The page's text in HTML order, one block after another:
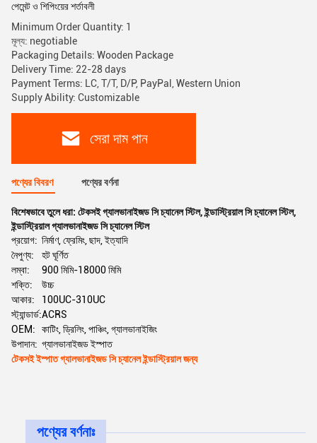
পেমেন্ট ও শিপিংয়ের শর্তাবলী
Minimum Order Quantity: 1
মূল্য: negotiable
Packaging Details: Wooden Package
Delivery Time: 22-28 days
Payment Terms: LC, T/T, D/P, PayPal, Western Union
Supply Ability: Customizable
সেরা দাম পান
পণ্যের বিবরণ পণ্যের বর্ণনা
বিশেষভাবে তুলে ধরা: টেকসই গ্যালভানাইজড সি চ্যানেল স্টিল,ইন্ডাস্ট্রিয়াল সি চ্যানেল স্টিল,
ইন্ডাস্ট্রিয়াল গ্যালভানাইজড সি চ্যানেল স্টিল
প্রয়োগ: নির্মাণ, ফ্রেমিং, ছাদ, ইত্যাদি
নৈপুণ্য:
হট ঘূর্ণিত
লম্বা:
900 মিমি-18000 মিমি
শক্তি:
উচ্চ
আকার:
100UC-310UC
স্ট্যান্ডার্ড:ACRS
OEM:
কাটিং, ড্রিলিং, পাঞ্চিং, গ্যালভানাইজিং
উপাদান: গ্যালভানাইজড ইস্পাত
টেকসই ইস্পাত গ্যালভানাইজড সি চ্যানেল ইন্ডাস্ট্রিয়াল জন্য
পণ্যের বর্ণনাঃ